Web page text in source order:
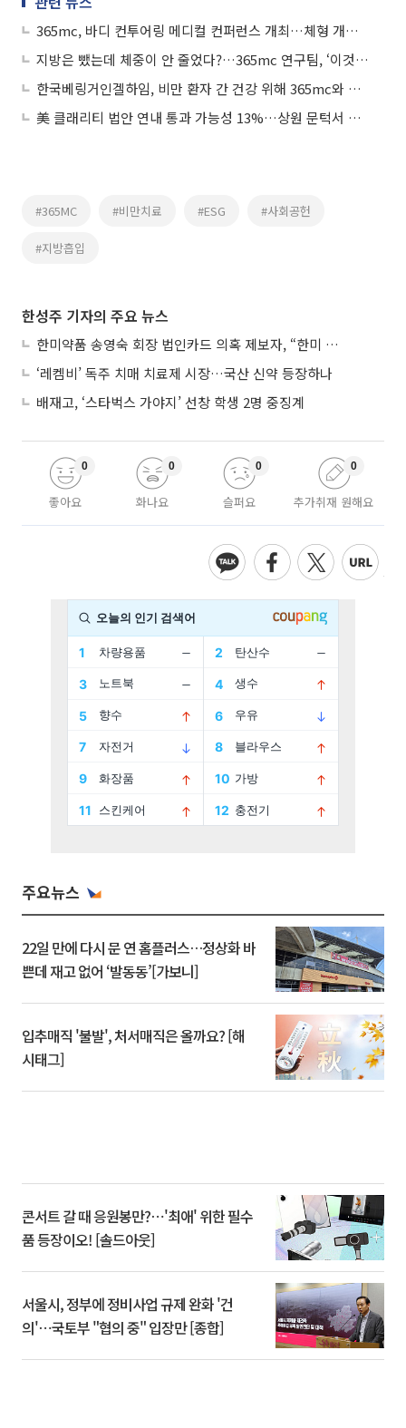
365mc, 바디 컨투어링 메디컬 컨퍼런스 개최…체형 개선 전략 논의
지방은 뺐는데 체중이 안 줄었다?…365mc 연구팀, ‘이것’ 중요성 입증
​​한국베링거인겔하임, 비만 환자 간 건강 위해 365mc와 맞손
美 클래리티 법안 연내 통과 가능성 13%…상원 문턱서 제동
#365MC #비만치료 #ESG #사회공헌
#지방흡입
한성주 기자의 주요 뉴스
한미약품 송영숙 회장 법인카드 의혹 제보자, “한미 잘 되기 바라는 마음”
‘레켐비’ 독주 치매 치료제 시장…국산 신약 등장하나
배재고, ‘스타벅스 가야지’ 선창 학생 2명 중징계
좋아요
0
화나요
0
슬퍼요
0
추가취재 원해요
0
주요뉴스
22일 만에 다시 문 연 홈플러스…정상화 바
쁜데 재고 없어 ‘발동동’[가보니]
입추매직 '불발', 처서매직은 올까요? [해
시태그]
콘서트 갈 때 응원봉만?⋯'최애' 위한 필수
품 등장이오! [솔드아웃]
서울시, 정부에 정비사업 규제 완화 '건
의'⋯국토부 "협의 중" 입장만 [종합]